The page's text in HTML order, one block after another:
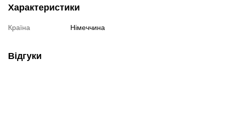
Характеристики
Країна Німеччина
Відгуки